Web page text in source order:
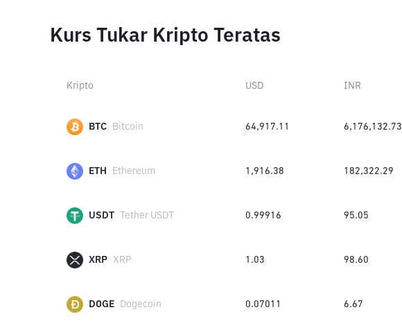
Kurs Tukar Kripto Teratas
Kripto USD INR
BTC Bitcoin 64,917.11 6,176,132.73
ETH Ethereum 1,916.38 182,322.29
USDT Tether USDT 0.99916 95.05
XRP XRP 1.03 98.60
DOGE Dogecoin 0.07011 6.67